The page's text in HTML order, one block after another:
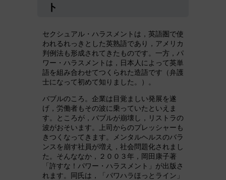
ト
セクシュアル・ハラスメントは，英語圏で使
われるれっきとした英熟語であり，アメリカ
判例法も形成されてきたものです。一方，パ
ワー・ハラスメントは，日本人によって英単
語を組み合わせてつくられた造語です（弁護
士になって初めて知りました。）。
バブルのころ。企業は目覚ましい発展を遂
げ，労働者もその波に乗っていたといえま
す。ところが，バブルが崩壊し，リストラの
波がおそいます。上司からのプレッシャーも
きつくなってきます。メンタルヘルスのバラ
ンスを崩す社員が増え，社会問題化されまし
た。そんななか，２００３年，岡田康子著
「許すな！パワー・ハラスメント」が出版さ
れます。同氏は，「パワハラほっとライン」